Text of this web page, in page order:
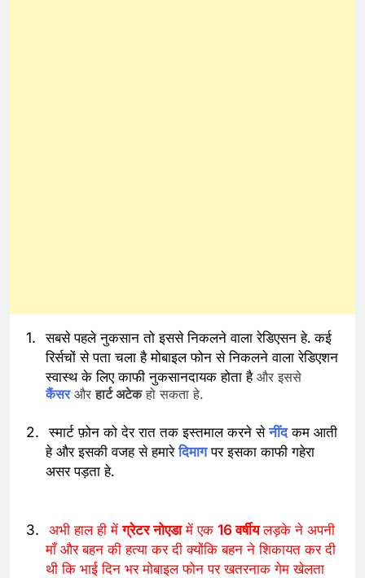
1. सबसे पहले नुकसान तो इससे निकलने वाला रेडिएसन हे.कई
रिर्सचों से पता चला है मोबाइल फोन से निकलने वाला रेडिएशन
स्‍वास्‍थ के लिए काफी नुकसानदायक होता हैऔर इससे
कैंसरऔरहार्ट अटेकहो सकता हे.
2. स्मार्ट फ़ोन को देर रात तक इस्तमाल करने सेनींदकम आती
हे और इसकी वजह से हमारेदिमागपर इसका काफी गहेरा
असर पड़ता हे.
3. अभी हाल ही मेंग्रेटर नोएडामें एक 16वर्षीयलड़के ने अपनी
माँ और बहन की हत्या कर दी क्योंकि बहन ने शिकायत कर दी
थी कि भाई दिन भर मोबाइल फोन पर खतरनाक गेम खेलता